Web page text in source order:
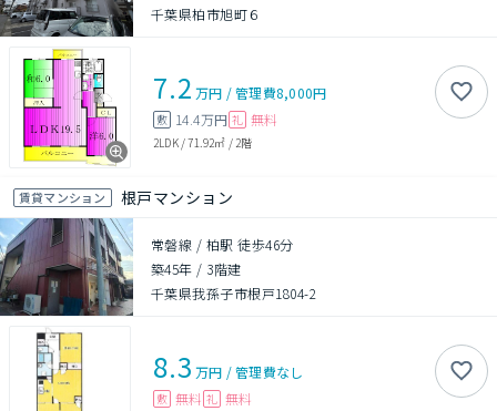
千葉県柏市旭町６
7.2 万円 /管理費8,000円
敷 14.4万円 礼 無料
2LDK/71.92㎡ / 2階
賃貸マンション 根戸マンション
常磐線 / 柏駅 徒歩46分
築45年 / 3階建
千葉県我孫子市根戸1804-2
8.3 万円 /管理費なし
敷 無料 礼 無料